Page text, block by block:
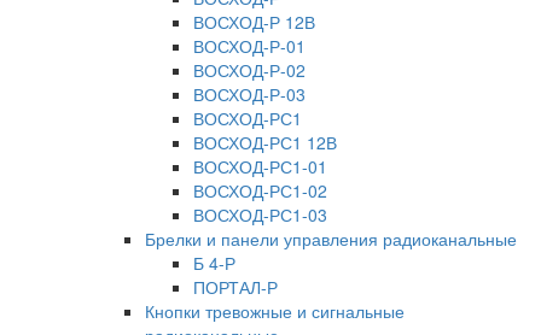
ВОСХОД-Р 12В
ВОСХОД-Р-01
ВОСХОД-Р-02
ВОСХОД-Р-03
ВОСХОД-РС1
ВОСХОД-РС1 12В
ВОСХОД-РС1-01
ВОСХОД-РС1-02
ВОСХОД-РС1-03
Брелки и панели управления радиоканальные
Б 4-Р
ПОРТАЛ-Р
Кнопки тревожные и сигнальные